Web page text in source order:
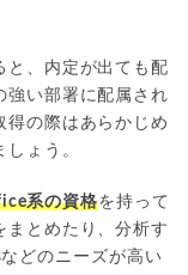
と、内定が出ても配
強い部署に配属され
得の際はあらかじめ
ょう。
系の資格を持って
まとめたり、分析す
どのニーズが高い